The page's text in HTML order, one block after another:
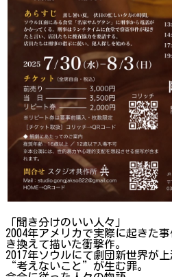
「聞き分けのいい人々」
2004年アメリカで実際に起きた
き換えて描いた衝撃作。
2017年ソウルにて劇団新世界が上
“考えないこと”が生む罪。